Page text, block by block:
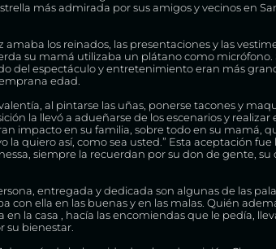
más admirada por sus amigos y vecinos en
amaba los reinados, las presentaciones y las
su mamá utilizaba un plátano como micrófono.
del espectáculo y entretenimiento eran más
edad.
al pintarse las uñas, ponerse tacones y
la llevó a adueñarse de los escenarios y
impacto en su familia, sobre todo en su mamá,
la quiero así, como sea usted.” Esta aceptación
siempre la recuerdan por su don de gente, su
entregada y dedicada son algunas de las
con ella en las buenas y en las malas. Quién
en la casa , hacía las encomiendas que le pedía,
su bienestar.